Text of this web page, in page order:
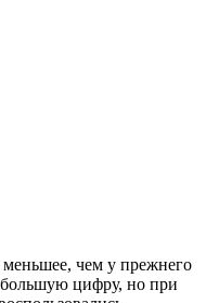
меньшее, чем у прежнего
большую цифру, но при